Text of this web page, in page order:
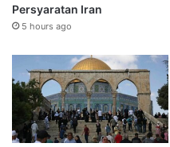
Persyaratan Iran
5 hours ago